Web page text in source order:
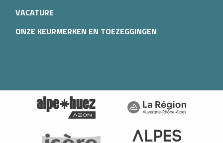
VACATURE
ONZE KEURMERKEN EN TOEZEGGINGEN